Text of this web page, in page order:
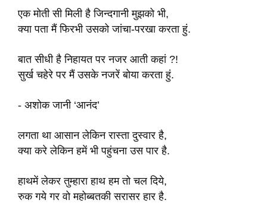
एक मोती सी मिली है जिन्दगानी मुझको भी,
क्या पता मैं फिरभी उसको जांचा-परखा करता हुं.
बात सीधी है निहायत पर नजर आती कहां ?!
सुर्ख चहेरे पर मैं उसके नजरें बोया करता हुं.
- अशोक जानी ‘आनंद’
लगता था आसान लेकिन रास्ता दुस्वार है,
क्या करे लेकिन हमें भी पहुंचना उस पार है.
हाथमें लेकर तुम्हारा हाथ हम तो चल दिये,
रुक गये गर वो महोब्बतकी सरासर हार है.